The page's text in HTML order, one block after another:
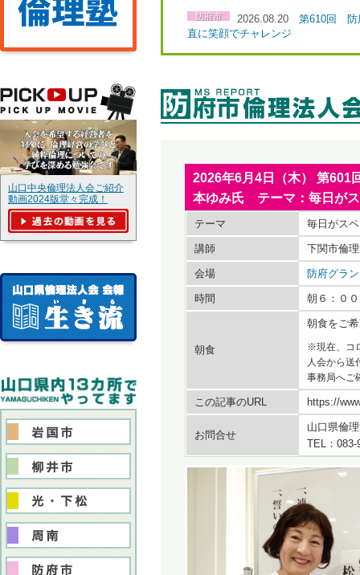
防府市 2026.08.20
第610回 防
直に笑顔でチャレンジ
2026年6月4日（木） 第
本ゆみ氏 テーマ：毎日が
テーマ 毎日がス
講師 下関市倫
会場 防府グラ
時間 朝６：０
朝食
朝食をご
※現在、コ
人会から送
事務局へご
この記事のURL https://
お問合せ
山口県倫
TEL：
山口中央倫理法人会ご紹介
動画2024版堂々完成！